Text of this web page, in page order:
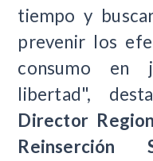
tiempo y
prevenir los
consumo en
libertad",
Director